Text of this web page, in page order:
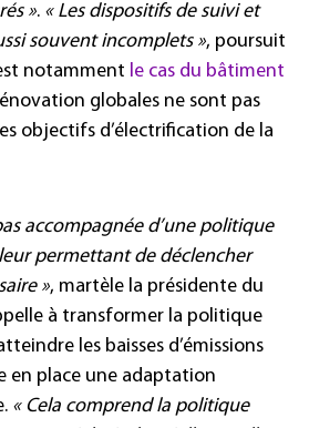
». « Les dispositifs de suivi et
souvent incomplets », poursuit
notamment le cas du bâtiment
globales ne sont pas
objectifs d’électrification de la
accompagnée d’une politique
permettant de déclencher
», martèle la présidente du
à transformer la politique
les baisses d’émissions
en place une adaptation
« Cela comprend la politique